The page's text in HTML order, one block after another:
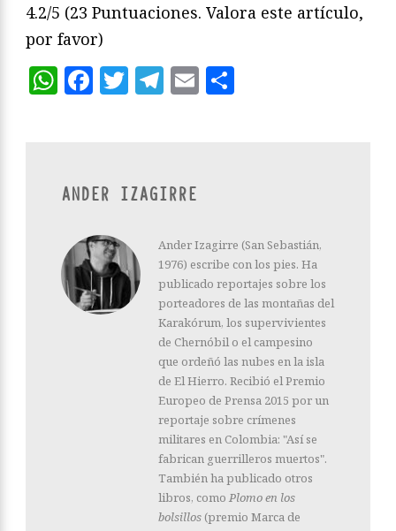
4.2/5 (23 Puntuaciones. Valora este artículo,
por favor)
WhatsApp
Facebook
Twitter
Telegram
Email
ANDER IZAGIRRE
Ander Izagirre (San Sebastián,
1976) escribe con los pies. Ha
publicado reportajes sobre los
porteadores de las montañas del
Karakórum, los supervivientes
de Chernóbil o el campesino
que ordeñó las nubes en la isla
de El Hierro. Recibió el Premio
Europeo de Prensa 2015 por un
reportaje sobre crímenes
militares en Colombia: "Así se
fabrican guerrilleros muertos".
También ha publicado otros
libros, como Plomo en los
bolsillos (premio Marca de